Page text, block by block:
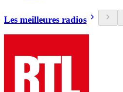
Les meilleures radios